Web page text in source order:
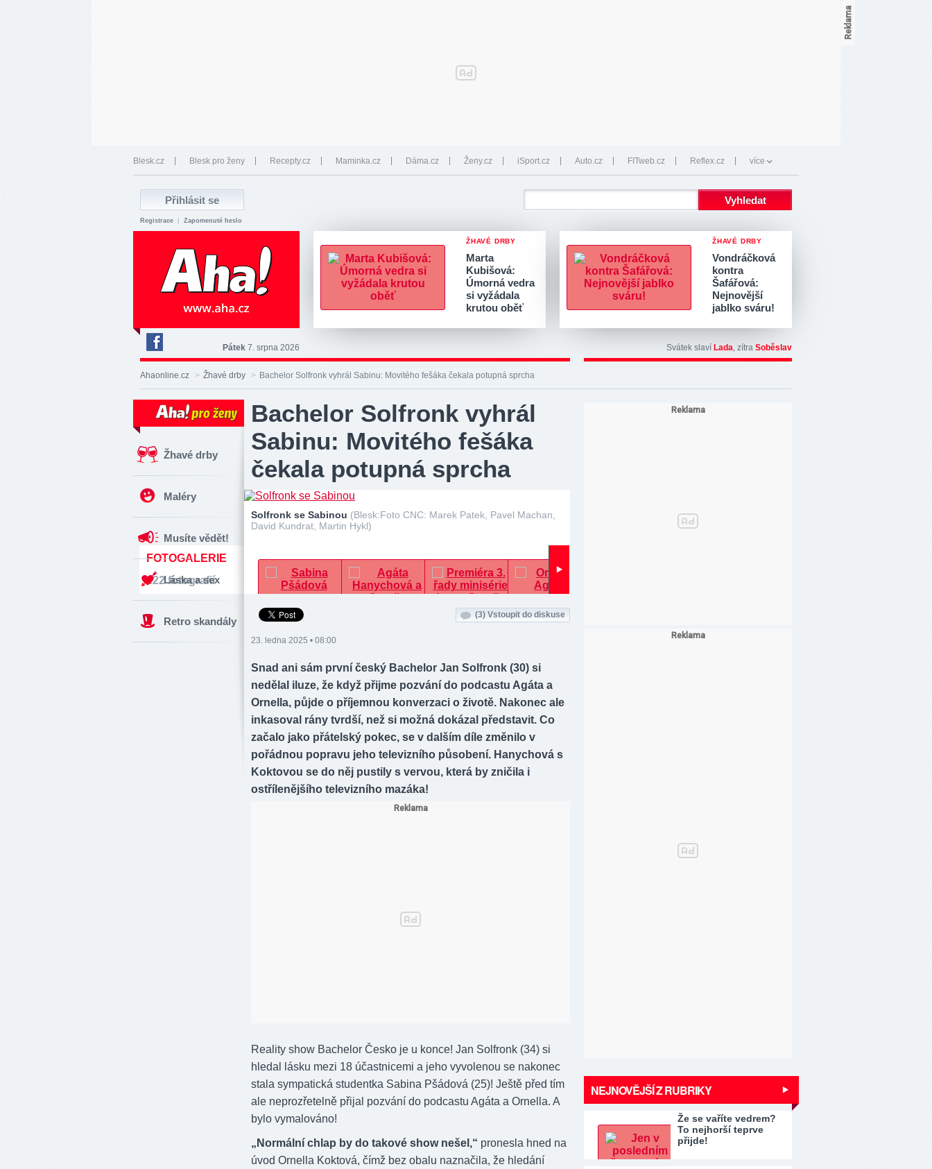
Blesk.cz Blesk pro ženy Recepty.cz Maminka.cz Dáma.cz Ženy.cz iSport.cz Auto.cz FITweb.cz Reflex.cz více
Registrace Zapomenuté heslo
ŽHAVÉ DRBY
Marta
Kubišová:
Úmorná vedra
si vyžádala
krutou oběť
ŽHAVÉ DRBY
Vondráčková
kontra
Šafářová:
Nejnovější
jablko sváru!
Deník
Aha!
na
Pátek 7. srpna 2026 Svátek slaví Lada, zítra Soběslav
Ahaonline.cz > Žhavé drby > Bachelor Solfronk vyhrál Sabinu: Movitého fešáka čekala potupná sprcha
Žhavé drby
Maléry
Musíte vědět!
Láska a sex
Retro skandály
Bachelor Solfronk vyhrál
Sabinu: Movitého fešáka
čekala potupná sprcha
Solfronk se Sabinou (Blesk:Foto CNC: Marek Patek, Pavel Machan,
David Kundrat, Martin Hykl)
FOTOGALERIE
122 fotografií
(3) Vstoupit do diskuse
23. ledna 2025 • 08:00
Snad ani sám první český Bachelor Jan Solfronk (30) si
nedělal iluze, že když přijme pozvání do podcastu Agáta a
Ornella, půjde o příjemnou konverzaci o životě. Nakonec ale
inkasoval rány tvrdší, než si možná dokázal představit. Co
začalo jako přátelský pokec, se v dalším díle změnilo v
pořádnou popravu jeho televizního působení. Hanychová s
Koktovou se do něj pustily s vervou, která by zničila i
ostřílenějšího televizního mazáka!
Reality show Bachelor Česko je u konce! Jan Solfronk (34) si
hledal lásku mezi 18 účastnicemi a jeho vyvolenou se nakonec
stala sympatická studentka Sabina Pšádová (25)! Ještě před tím
ale neprozřetelně přijal pozvání do podcastu Agáta a Ornella. A
bylo vymalováno!
„Normální chlap by do takové show nešel,“ pronesla hned na
úvod Ornella Koktová, čímž bez obalu naznačila, že hledání
NEJNOVĚJŠÍ Z RUBRIKY
Že se vaříte vedrem?
To nejhorší teprve
přijde!